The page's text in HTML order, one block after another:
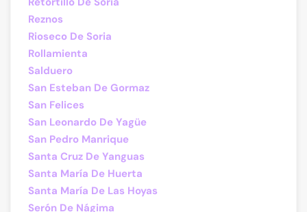
Reznos
Rioseco De Soria
Rollamienta
Salduero
San Esteban De Gormaz
San Felices
San Leonardo De Yagüe
San Pedro Manrique
Santa Cruz De Yanguas
Santa María De Huerta
Santa María De Las Hoyas
Serón De Nágima